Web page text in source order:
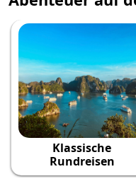
Klassische
Rundreisen